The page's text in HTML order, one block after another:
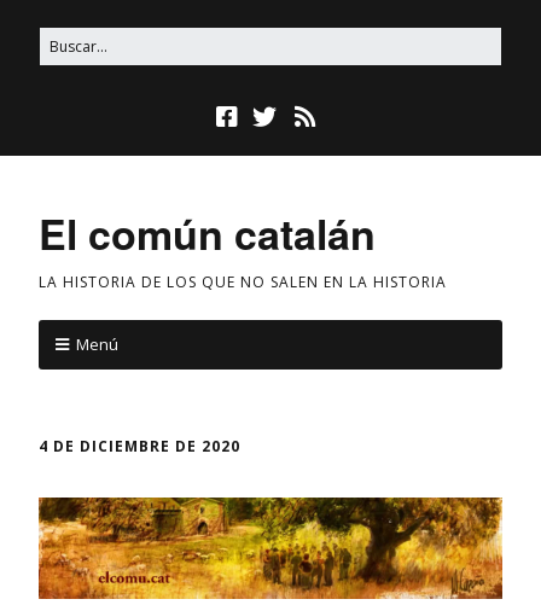
El común catalán
LA HISTORIA DE LOS QUE NO SALEN EN LA HISTORIA
Menú
4 DE DICIEMBRE DE 2020